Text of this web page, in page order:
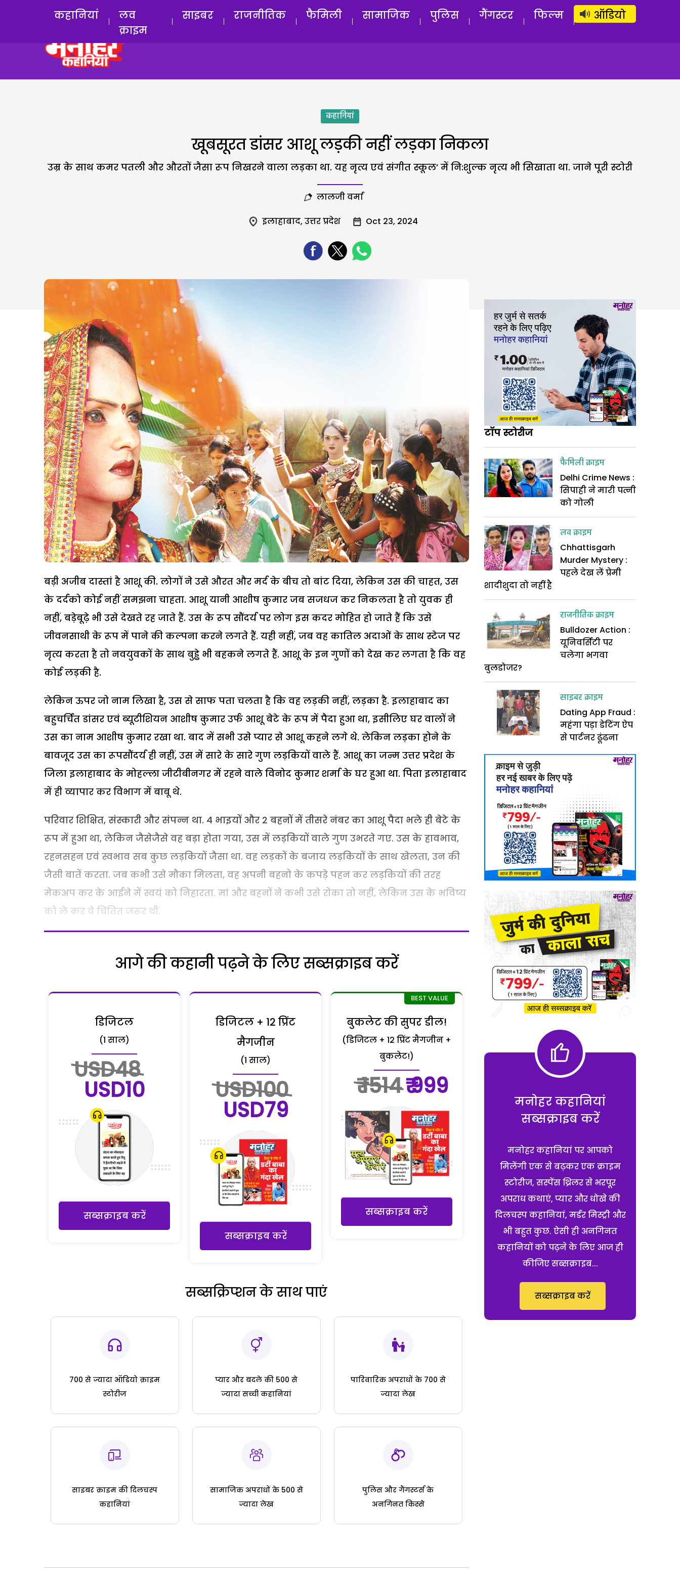
लॉग इन सब्सक्राइब करें
कहानियां
लव
क्राइम
साइबर राजनीतिक फैमिली सामाजिक पुलिस गैंगस्टर फिल्म ऑडियो
कहानियां
खूबसूरत डांसर आशू लड़की नहीं लड़का निकला
उम्र के साथ कमर पतली और औरतों जैसा रूप निखरने वाला लड़का था. यह नृत्य एवं संगीत स्कूल’ में नि:शुल्क नृत्य भी सिखाता था. जाने पूरी स्टोरी
लालजी वर्मा
इलाहाबाद, उत्तर प्रदेश Oct 23, 2024
बड़ी अजीब दास्तां है आशू की. लोगों ने उसे औरत और मर्द के बीच तो बांट दिया, लेकिन उस की चाहत, उस
के दर्दको कोई नहीं समझना चाहता. आशू यानी आशीष कुमार जब सजधज कर निकलता है तो युवक ही
नहीं, बड़ेबूढ़े भी उसे देखते रह जाते हैं. उस के रूप सौंदर्य पर लोग इस कदर मोहित हो जाते हैं कि उसे
जीवनसाथी के रूप में पाने की कल्पना करने लगते हैं. यही नहीं, जब वह कातिल अदाओं के साथ स्टेज पर
नृत्य करता है तो नवयुवकों के साथ बुड्ढे भी बहकने लगते हैं. आशू के इन गुणों को देख कर लगता है कि वह
कोई लड़की है.
लेकिन ऊपर जो नाम लिखा है, उस से साफ पता चलता है कि वह लड़की नहीं, लड़का है. इलाहाबाद का
बहुचर्चित डांसर एवं ब्यूटीशियन आशीष कुमार उर्फ आशू बेटे के रूप में पैदा हुआ था, इसीलिए घर वालों ने
उस का नाम आशीष कुमार रखा था. बाद में सभी उसे प्यार से आशू कहने लगे थे. लेकिन लड़का होने के
बावजूद उस का रूपसौंदर्य ही नहीं, उस में सारे के सारे गुण लड़कियों वाले हैं. आशू का जन्म उत्तर प्रदेश के
जिला इलाहाबाद के मोहल्ला जीटीबीनगर में रहने वाले विनोद कुमार शर्मा के घर हुआ था. पिता इलाहाबाद
में ही व्यापार कर विभाग में बाबू थे.
परिवार शिक्षित, संस्कारी और संपन्न था. 4 भाइयों और 2 बहनों में तीसरे नंबर का आशू पैदा भले ही बेटे के
रूप में हुआ था, लेकिन जैसेजैसे वह बड़ा होता गया, उस में लड़कियों वाले गुण उभरते गए. उस के हावभाव,
रहनसहन एवं स्वभाव सब कुछ लड़कियों जैसा था. वह लड़कों के बजाय लड़कियों के साथ खेलता, उन की
जैसी बातें करता. जब कभी उसे मौका मिलता, वह अपनी बहनो के कपड़े पहन कर लड़कियों की तरह
मेकअप कर के आईने में स्वयं को निहारता. मां और बहनों ने कभी उसे रोका तो नहीं, लेकिन उस के भविष्य
को ले कर वे चिंतित जरूर थीं.
आगे की कहानी पढ़ने के लिए सब्सक्राइब करें
डिजिटल
(1 साल)
USD48
USD10
सब्सक्राइब करें
डिजिटल + 12 प्रिंट
मैगजीन
(1 साल)
USD100
USD79
सब्सक्राइब करें
बुकलेट की सुपर डील!
(डिजिटल + 12 प्रिंट मैगजीन +
बुकलेट!)
₹ 1514₹ 999
सब्सक्राइब करें
सब्सक्रिप्शन के साथ पाएं
700 से ज्यादा ऑडियो क्राइम
स्टोरीज
प्यार और बदले की 500 से
ज्यादा सच्ची कहानियां
पारिवारिक अपराधों के 700 से
ज्यादा लेख
साइबर क्राइम की दिलचस्प
कहानियां
सामाजिक अपराधों के 500 से
ज्यादा लेख
पुलिस और गैंगस्टर्स के
अनगिनत किस्से
टॉप स्टोरीज
फैमिली क्राइम
Delhi Crime News :
सिपाही ने मारी पत्नी
को गोली
लव क्राइम
Chhattisgarh
Murder Mystery :
पहले देख लें प्रेमी
शादीशुदा तो नहीं है
राजनीतिक क्राइम
Bulldozer Action :
यूनिवर्सिटी पर
चलेगा भगवा
बुलडोजर?
साइबर क्राइम
Dating App Fraud :
महंगा पड़ा डेटिंग ऐप
से पार्टनर ढूंढना
मनोहर कहानियां
सब्सक्राइब करें
मनोहर कहानियां पर आपको
मिलेंगी एक से बढ़कर एक क्राइम
स्टोरीज, सस्पेंस थ्रिलर से भरपूर
अपराध कथाएं, प्यार और धोखे की
दिलचस्प कहानियां, मर्डर मिस्ट्री और
भी बहुत कुछ. ऐसी ही अनगिनत
कहानियों को पढ़ने के लिए आज ही
कीजिए सब्सक्राइब...
सब्सक्राइब करें